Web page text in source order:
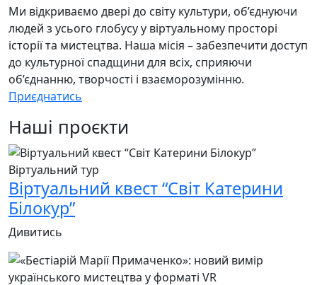
Ми відкриваємо двері до світу культури, об’єднуючи
людей з усього глобусу у віртуальному просторі
історії та мистецтва. Наша місія – забезпечити доступ
до культурної спадщини для всіх, сприяючи
об’єднанню, творчості і взаєморозумінню.
Приєднатись
Наші проєкти
Віртуальний тур
Віртуальний квест “Світ Катерини
Білокур”
Дивитись